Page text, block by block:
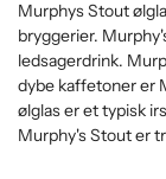
Murphys Stout
bryggerier.
ledsagerdrink.
dybe kaffetoner er
ølglas er et typisk
Murphy's Stout er